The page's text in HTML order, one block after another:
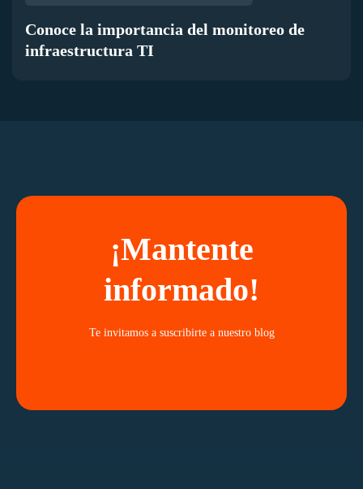
Conoce la importancia del monitoreo de
infraestructura TI
¡Mantente
informado!
Te invitamos a suscribirte a nuestro blog